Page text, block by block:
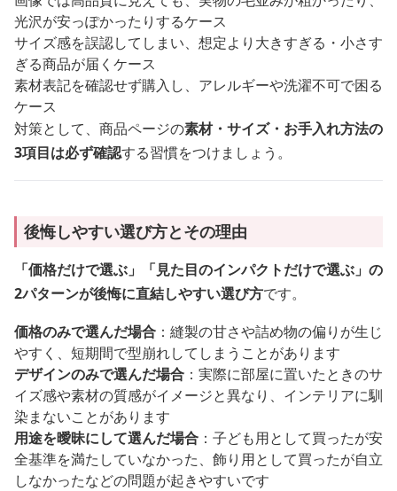
光沢が安っぽかったりするケース
サイズ感を誤認してしまい、想定より大きすぎる・小さす
ぎる商品が届くケース
素材表記を確認せず購入し、アレルギーや洗濯不可で困る
ケース
対策として、商品ページの素材・サイズ・お手入れ方法の
3項目は必ず確認する習慣をつけましょう。
後悔しやすい選び方とその理由
「価格だけで選ぶ」「見た目のインパクトだけで選ぶ」の
2パターンが後悔に直結しやすい選び方です。
価格のみで選んだ場合 ：縫製の甘さや詰め物の偏りが生じ
やすく、短期間で型崩れしてしまうことがあります
デザインのみで選んだ場合 ：実際に部屋に置いたときのサ
イズ感や素材の質感がイメージと異なり、インテリアに馴
染まないことがあります
用途を曖昧にして選んだ場合 ：子ども用として買ったが安
全基準を満たしていなかった、飾り用として買ったが自立
しなかったなどの問題が起きやすいです